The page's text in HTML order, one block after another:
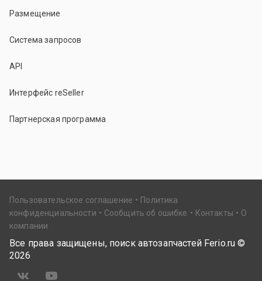
Размещение
Система запросов
API
Интерфейс reSeller
Партнерская программа
Пользовательское соглашение
Политика
конфиденциальности
Сообщить об ошибке Контакты
О
компании
Все права защищены, поиск автозапчастей Ferio.ru ©
2026